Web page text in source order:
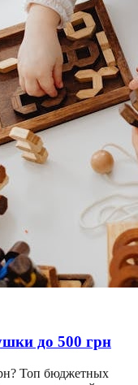
до 500 грн
Топ бюджетных